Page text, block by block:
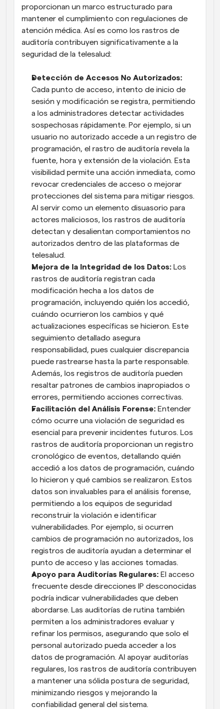
proporcionan un marco estructurado para
mantener el cumplimiento con regulaciones de
atención médica. Así es como los rastros de
auditoría contribuyen significativamente a la
seguridad de la telesalud:
Detección de Accesos No Autorizados:
Cada punto de acceso, intento de inicio de
sesión y modificación se registra, permitiendo
a los administradores detectar actividades
sospechosas rápidamente. Por ejemplo, si un
usuario no autorizado accede a un registro de
programación, el rastro de auditoría revela la
fuente, hora y extensión de la violación. Esta
visibilidad permite una acción inmediata, como
revocar credenciales de acceso o mejorar
protecciones del sistema para mitigar riesgos.
Al servir como un elemento disuasorio para
actores maliciosos, los rastros de auditoría
detectan y desalientan comportamientos no
autorizados dentro de las plataformas de
telesalud.
Mejora de la Integridad de los Datos: Los
rastros de auditoría registran cada
modificación hecha a los datos de
programación, incluyendo quién los accedió,
cuándo ocurrieron los cambios y qué
actualizaciones específicas se hicieron. Este
seguimiento detallado asegura
responsabilidad, pues cualquier discrepancia
puede rastrearse hasta la parte responsable.
Además, los registros de auditoría pueden
resaltar patrones de cambios inapropiados o
errores, permitiendo acciones correctivas.
Facilitación del Análisis Forense: Entender
cómo ocurre una violación de seguridad es
esencial para prevenir incidentes futuros. Los
rastros de auditoría proporcionan un registro
cronológico de eventos, detallando quién
accedió a los datos de programación, cuándo
lo hicieron y qué cambios se realizaron. Estos
datos son invaluables para el análisis forense,
permitiendo a los equipos de seguridad
reconstruir la violación e identificar
vulnerabilidades. Por ejemplo, si ocurren
cambios de programación no autorizados, los
registros de auditoría ayudan a determinar el
punto de acceso y las acciones tomadas.
Apoyo para Auditorías Regulares: El acceso
frecuente desde direcciones IP desconocidas
podría indicar vulnerabilidades que deben
abordarse. Las auditorías de rutina también
permiten a los administradores evaluar y
refinar los permisos, asegurando que solo el
personal autorizado pueda acceder a los
datos de programación. Al apoyar auditorías
regulares, los rastros de auditoría contribuyen
a mantener una sólida postura de seguridad,
minimizando riesgos y mejorando la
confiabilidad general del sistema.